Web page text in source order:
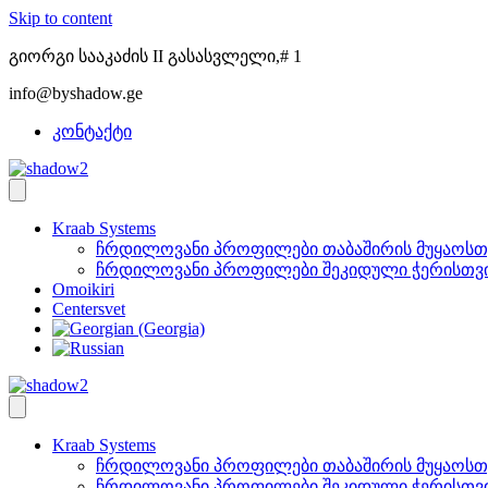
Skip to content
გიორგი სააკაძის II გასასვლელი,# 1
info@byshadow.ge
კონტაქტი
Kraab Systems
ჩრდილოვანი პროფილები თაბაშირის
ჩრდილოვანი პროფილები შეკიდული
Omoikiri
Centersvet
Kraab Systems
ჩრდილოვანი პროფილები თაბაშირის